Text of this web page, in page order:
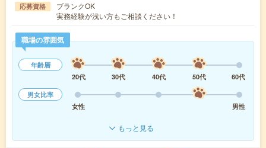
応募資格
ブランクOK
実務経験が浅い方もご相談ください！
職場の雰囲気
年齢層
20代
30代 40代 50代
60代
男女比率
女性
男性
もっと見る